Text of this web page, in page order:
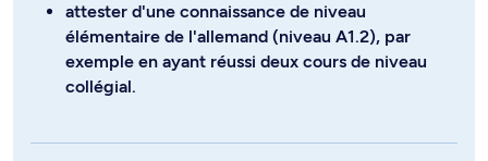
attester d'une connaissance de niveau
élémentaire de l'allemand (niveau A1.2), par
exemple en ayant réussi deux cours de niveau
collégial.